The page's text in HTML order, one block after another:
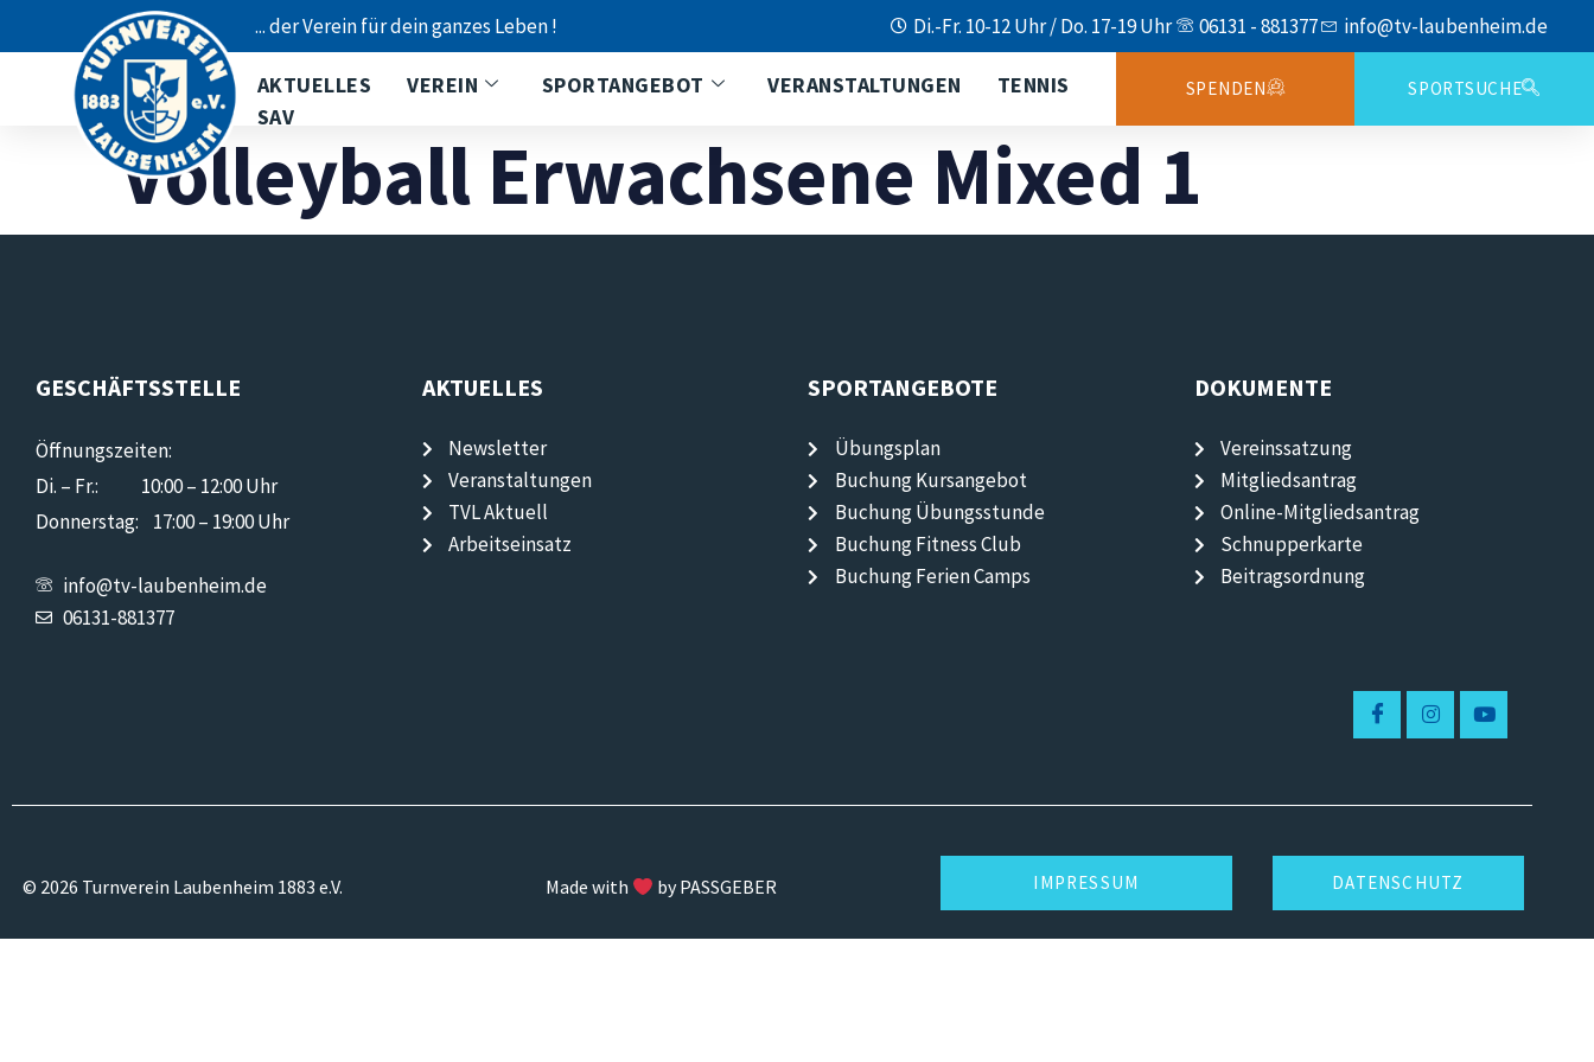
... der Verein für dein ganzes Leben ! Di.-Fr. 10-12 Uhr / Do. 17-19 Uhr 06131 - 881377 info@tv-laubenheim.de
AKTUELLES VEREIN SPORTANGEBOT VERANSTALTUNGEN
TENNIS
SAV
SPENDEN SPORTSUCHE
Volleyball Erwachsene Mixed 1
GESCHÄFTSSTELLE
Öffnungszeiten:
Di. – Fr.: 10:00 – 12:00 Uhr
Donnerstag: 17:00 – 19:00 Uhr
info@tv-laubenheim.de
06131-881377
AKTUELLES
Newsletter
Veranstaltungen
TVL Aktuell
Arbeitseinsatz
SPORTANGEBOTE
Übungsplan
Buchung Kursangebot
Buchung Übungsstunde
Buchung Fitness Club
Buchung Ferien Camps
DOKUMENTE
Vereinssatzung
Mitgliedsantrag
Online-Mitgliedsantrag
Schnupperkarte
Beitragsordnung
© 2026 Turnverein Laubenheim 1883 e.V. Made with by PASSGEBER IMPRESSUM DATENSCHUTZ